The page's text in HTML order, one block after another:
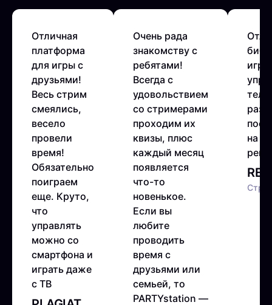
Отличная
платформа
для игры с
друзьями!
Весь стрим
смеялись,
весело
провели
время!
Обязательно
поиграем
еще. Круто,
что
управлять
можно со
смартфона и
играть даже
с ТВ
Очень рада
знакомству с
ребятами!
Всегда с
удовольствием
со стримерами
проходим их
квизы, плюс
каждый месяц
появляется
что-то
новенькое.
Если вы
любите
проводить
время с
друзьями или
семьей, то
PARTYstation —
игр,
на